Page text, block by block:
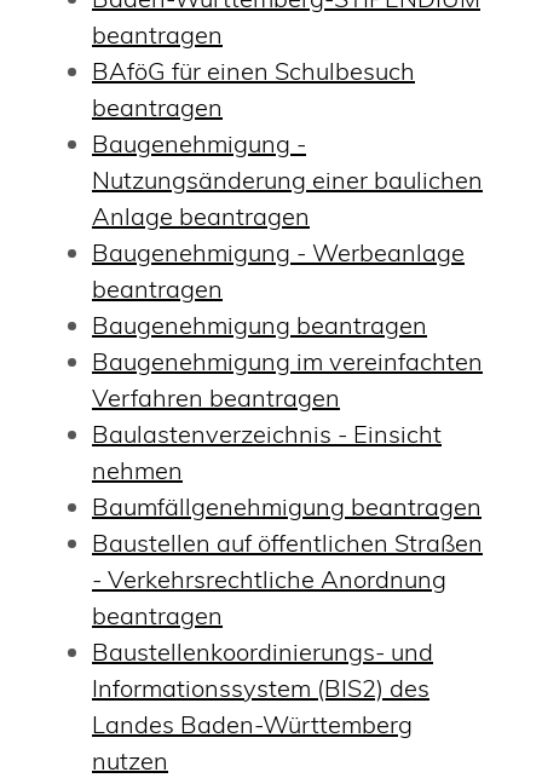
beantragen
BAföG für einen Schulbesuch
beantragen
Baugenehmigung -
Nutzungsänderung einer baulichen
Anlage beantragen
Baugenehmigung - Werbeanlage
beantragen
Baugenehmigung beantragen
Baugenehmigung im vereinfachten
Verfahren beantragen
Baulastenverzeichnis - Einsicht
nehmen
Baumfällgenehmigung beantragen
Baustellen auf öffentlichen Straßen
- Verkehrsrechtliche Anordnung
beantragen
Baustellenkoordinierungs- und
Informationssystem (BIS2) des
Landes Baden-Württemberg
nutzen